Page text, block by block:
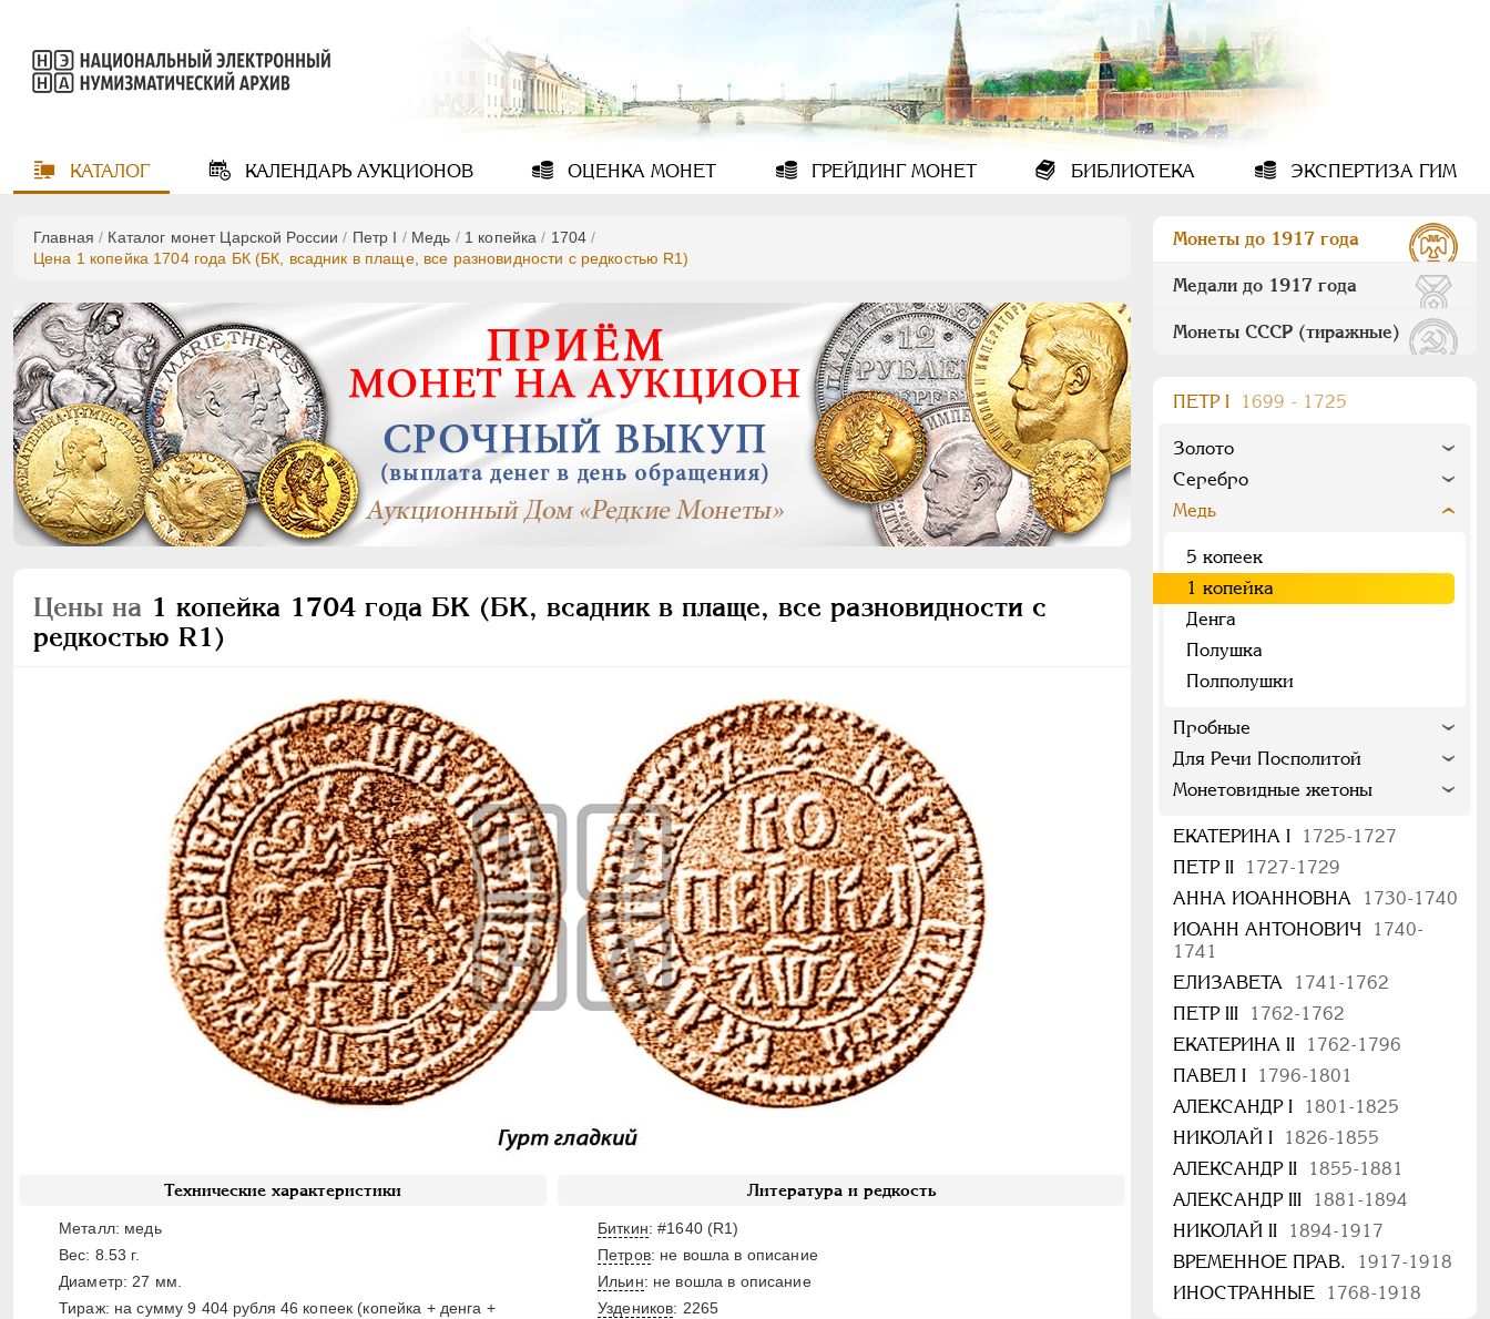
КАТАЛОГ КАЛЕНДАРЬАУКЦИОНОВ ОЦЕНКА МОНЕТ ГРЕЙДИНГМОНЕТ БИБЛИОТЕКА ЭКСПЕРТИЗА ГИМ
Главная / Каталог монет Царской России / Пeтр I / Медь / 1 копейка / 1704 /
Цена 1 копейка 1704 года БК (БК, всадник в плаще, все разновидности с редкостью R1)
Цены на 1 копейка 1704 года БК (БК, всадник в плаще, все разновидности с
редкостью R1)
Технические характеристики
Металл: медь
Вес: 8.53 г.
Диаметр: 27 мм.
Тираж: на сумму 9 404 рубля 46 копеек (копейка + денга +
Литература и редкость
Биткин: #1640 (R1)
Петров: не вошла в описание
Ильин: не вошла в описание
Уздеников: 2265
Монеты до 1917 года
Медали до 1917 года
Монеты СССР (тиражные)
ПEТР I 1699 - 1725
Золото
Серебро
Медь
5 копеек
1 копейка
Денга
Полушка
Полполушки
Пробные
Для Речи Посполитой
Монетовидные жетоны
ЕКАТЕРИНА I
1725-1727
ПЕТР II
1727-1729
АННА ИОАННОВНА
1730-1740
ИОАНН АНТОНОВИЧ
1740-
1741
ЕЛИЗАВЕТА
1741-1762
ПЕТР III
1762-1762
ЕКАТЕРИНА II
1762-1796
ПАВЕЛ I
1796-1801
АЛЕКСАНДР I
1801-1825
НИКОЛАЙ I
1826-1855
АЛЕКСАНДР II
1855-1881
АЛЕКСАНДР III
1881-1894
НИКОЛАЙ II
1894-1917
ВРЕМЕННОЕ ПРАВ.
1917-1918
ИНОСТРАННЫЕ
1768-1918